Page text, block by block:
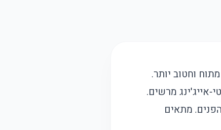
וחטוב יותר.
אייג'ינג מרשים.
מתאים